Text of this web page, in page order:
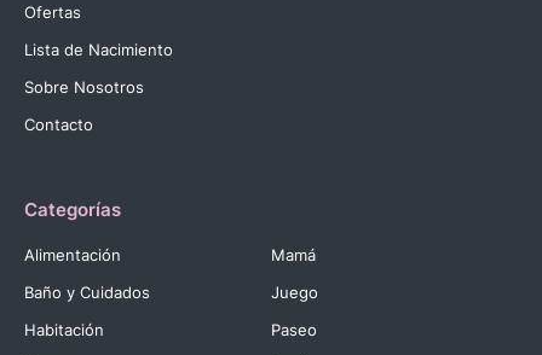
Ofertas
Lista de Nacimiento
Sobre Nosotros
Contacto
Categorías
Alimentación
Baño y Cuidados
Habitación
Mamá
Juego
Paseo